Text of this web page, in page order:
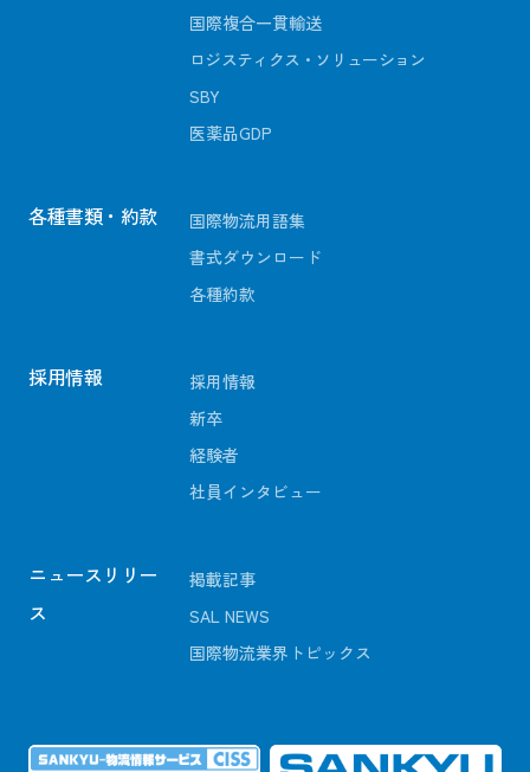
国際複合一貫輸送
ロジスティクス・ソリューション
SBY
医薬品GDP
各種書類・約款
国際物流用語集
書式ダウンロード
各種約款
採用情報
採用情報
新卒
経験者
社員インタビュー
ニュースリリー
ス
掲載記事
SAL NEWS
国際物流業界トピックス